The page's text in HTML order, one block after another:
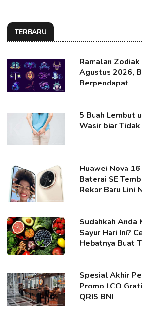
TERBARU
Ramalan
Agustus 2026,
Berpendapat
5 Buah Lembut
Wasir biar Tidak
Huawei Nova 16
Baterai SE
Rekor Baru Lini
Sudahkah Anda
Sayur Hari Ini?
Hebatnya Buat
Spesial Akhir
Promo J.CO
QRIS BNI